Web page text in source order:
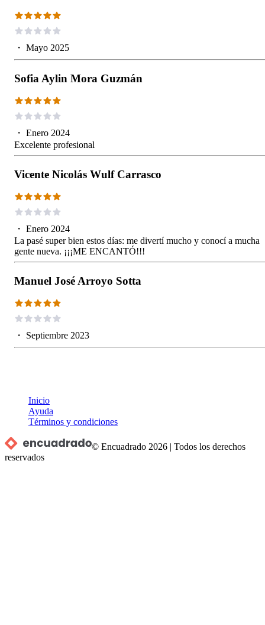
・ Mayo 2025
Sofia Aylin Mora Guzmán
・ Enero 2024
Excelente profesional
Vicente Nicolás Wulf Carrasco
・ Enero 2024
La pasé super bien estos días: me divertí mucho y conocí a mucha
gente nueva. ¡¡¡ME ENCANTÓ!!!
Manuel José Arroyo Sotta
・ Septiembre 2023
Inicio
Ayuda
Términos y condiciones
© Encuadrado 2026 |Todos los derechos
reservados